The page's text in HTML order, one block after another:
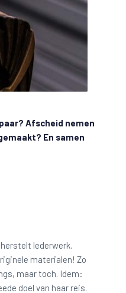
Afscheid nemen
En samen
herstelt lederwerk.
materialen! Zo
maar toch. Idem:
doel van haar reis.